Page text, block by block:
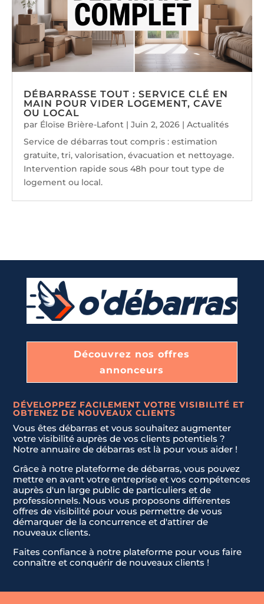
DÉBARRASSE TOUT : SERVICE CLÉ EN
MAIN POUR VIDER LOGEMENT, CAVE
OU LOCAL
par Éloïse Brière-Lafont |Juin 2, 2026 |Actualités
Service de débarras tout compris : estimation
gratuite, tri, valorisation, évacuation et nettoyage.
Intervention rapide sous 48h pour tout type de
logement ou local.
Découvrez nos offres
annonceurs
DÉVELOPPEZ FACILEMENT VOTRE VISIBILITÉ ET
OBTENEZ DE NOUVEAUX CLIENTS
Vous êtes débarras et vous souhaitez augmenter
votre visibilité auprès de vos clients potentiels ?
Notre annuaire de débarras est là pour vous aider !
Grâce à notre plateforme de débarras, vous pouvez
mettre en avant votre entreprise et vos compétences
auprès d'un large public de particuliers et de
professionnels. Nous vous proposons différentes
offres de visibilité pour vous permettre de vous
démarquer de la concurrence et d'attirer de
nouveaux clients.
Faites confiance à notre plateforme pour vous faire
connaître et conquérir de nouveaux clients !